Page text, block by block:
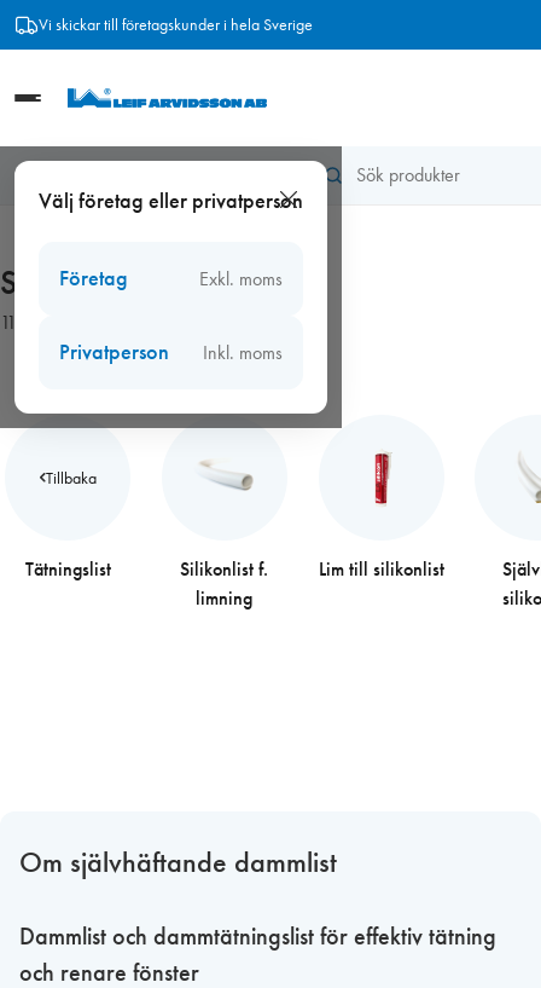
Hoppa
Vi skickar till företagskunder i hela Sverige
Välj företag eller privatperson
Företag Exkl. moms
Privatperson Inkl. moms
Självhäftande dammlist
Självhäftande dammlist
11 produkter
Tillbaka
Tätningslist
Silikonlist f.
limning
Lim till silikonlist
Om självhäftande dammlist
Dammlist och dammtätningslist för effektiv tätning
och renare fönster